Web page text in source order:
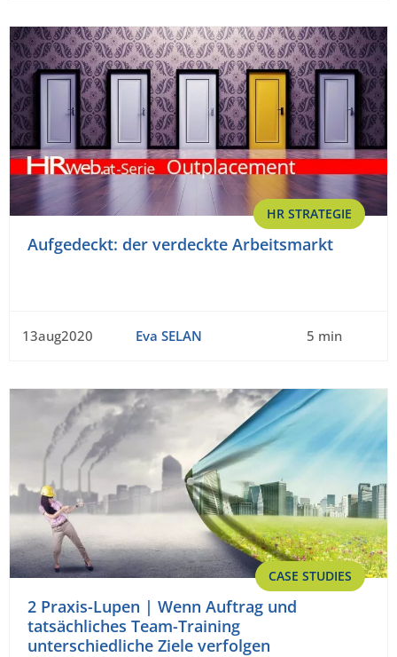
HR STRATEGIE
Aufgedeckt: der verdeckte Arbeitsmarkt
13aug2020 Eva SELAN 5 min
CASE STUDIES
2 Praxis-Lupen | Wenn Auftrag und
tatsächliches Team-Training
unterschiedliche Ziele verfolgen